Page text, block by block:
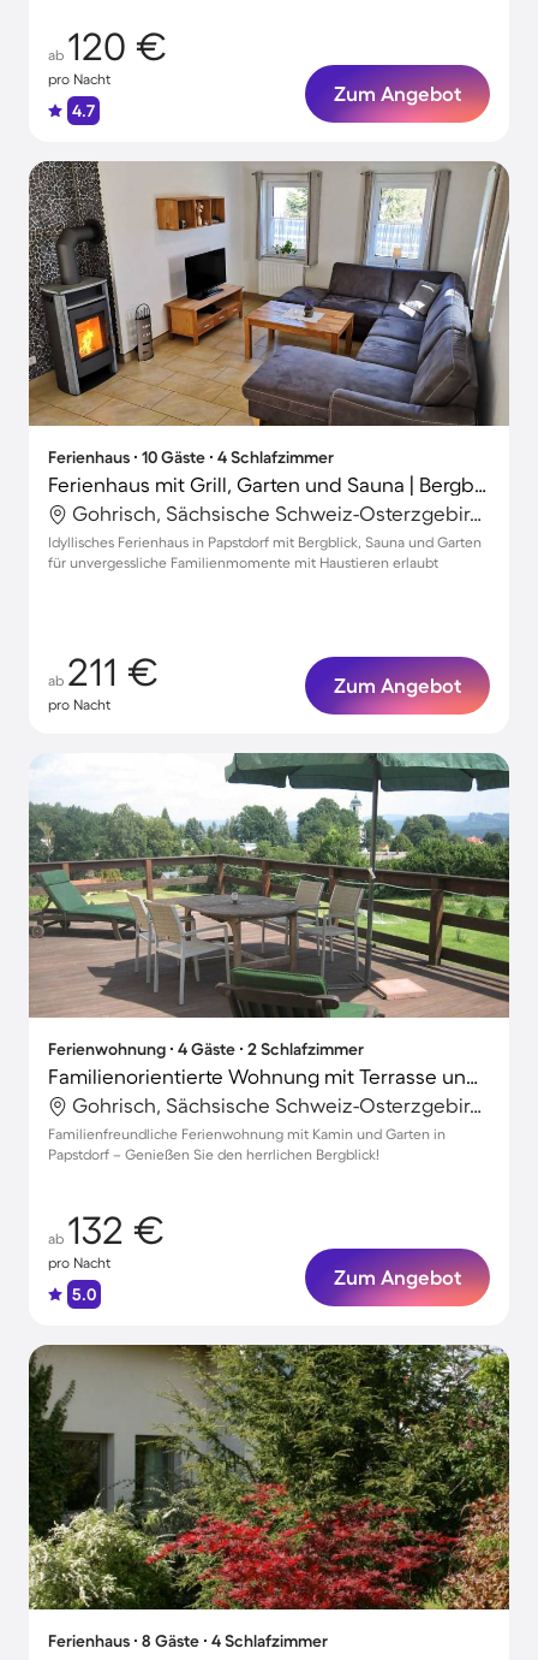
ab 120 €
pro Nacht
4.7
Zum Angebot
Ferienhaus ∙ 10 Gäste ∙ 4 Schlafzimmer
Ferienhaus mit Grill, Garten und Sauna | Bergblick
Gohrisch, Sächsische Schweiz-Osterzgebirge, Deutschland
Idyllisches Ferienhaus in Papstdorf mit Bergblick, Sauna und Garten
für unvergessliche Familienmomente mit Haustieren erlaubt
ab 211 €
pro Nacht
Zum Angebot
Ferienwohnung ∙ 4 Gäste ∙ 2 Schlafzimmer
Familienorientierte Wohnung mit Terrasse und Garten | Bergblick
Gohrisch, Sächsische Schweiz-Osterzgebirge, Deutschland
Familienfreundliche Ferienwohnung mit Kamin und Garten in
Papstdorf – Genießen Sie den herrlichen Bergblick!
ab 132 €
pro Nacht
5.0
Zum Angebot
Ferienhaus ∙ 8 Gäste ∙ 4 Schlafzimmer